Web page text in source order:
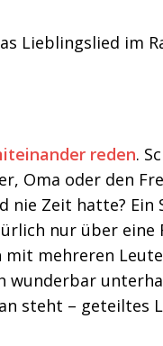
Lieblingslied im
reden.
Oma oder den
nie Zeit hatte? Ein
nur über eine
mehreren
wunderbar
steht – geteiltes